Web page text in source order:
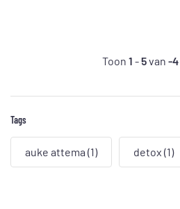
Toon 1 -5van -4
Tags
auke attema (1) detox (1)